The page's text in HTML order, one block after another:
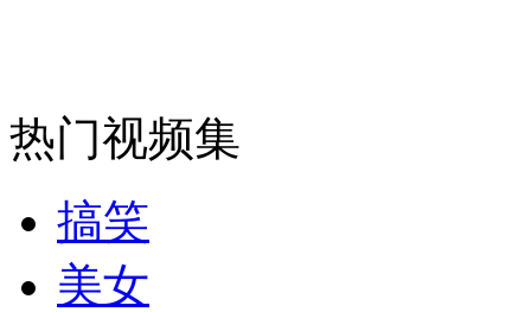
走！跟着总书记去植树
消防员救轻生者
热门视频集
搞笑
美女